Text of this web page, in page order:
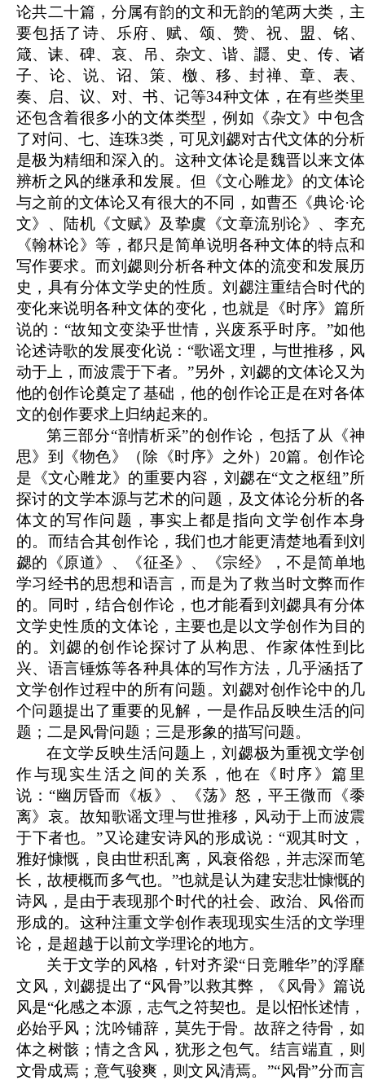
论共二十篇，分属有韵的文和无韵的笔两大类，主
要包括了诗、乐府、赋、颂、赞、祝、盟、铭、
箴、诔、碑、哀、吊、杂文、谐、讔、史、传、诸
子、论、说、诏、策、檄、移、封禅、章、表、
奏、启、议、对、书、记等34种文体，在有些类里
还包含着很多小的文体类型，例如《杂文》中包含
了对问、七、连珠3类，可见刘勰对古代文体的分析
是极为精细和深入的。这种文体论是魏晋以来文体
辨析之风的继承和发展。但《文心雕龙》的文体论
与之前的文体论又有很大的不同，如曹丕《典论·论
文》、陆机《文赋》及挚虞《文章流别论》、李充
《翰林论》等，都只是简单说明各种文体的特点和
写作要求。而刘勰则分析各种文体的流变和发展历
史，具有分体文学史的性质。刘勰注重结合时代的
变化来说明各种文体的变化，也就是《时序》篇所
说的：“故知文变染乎世情，兴废系乎时序。”如他
论述诗歌的发展变化说：“歌谣文理，与世推移，风
动于上，而波震于下者。”另外，刘勰的文体论又为
他的创作论奠定了基础，他的创作论正是在对各体
文的创作要求上归纳起来的。
第三部分“剖情析采”的创作论，包括了从《神
思》到《物色》（除《时序》之外）20篇。创作论
是《文心雕龙》的重要内容，刘勰在“文之枢纽”所
探讨的文学本源与艺术的问题，及文体论分析的各
体文的写作问题，事实上都是指向文学创作本身
的。而结合其创作论，我们也才能更清楚地看到刘
勰的《原道》、《征圣》、《宗经》，不是简单地
学习经书的思想和语言，而是为了救当时文弊而作
的。同时，结合创作论，也才能看到刘勰具有分体
文学史性质的文体论，主要也是以文学创作为目的
的。刘勰的创作论探讨了从构思、作家体性到比
兴、语言锤炼等各种具体的写作方法，几乎涵括了
文学创作过程中的所有问题。刘勰对创作论中的几
个问题提出了重要的见解，一是作品反映生活的问
题；二是风骨问题；三是形象的描写问题。
在文学反映生活问题上，刘勰极为重视文学创
作与现实生活之间的关系，他在《时序》篇里
说：“幽厉昏而《板》、《荡》怒，平王微而《黍
离》哀。故知歌谣文理与世推移，风动于上而波震
于下者也。”又论建安诗风的形成说：“观其时文，
雅好慷慨，良由世积乱离，风衰俗怨，并志深而笔
长，故梗概而多气也。”也就是认为建安悲壮慷慨的
诗风，是由于表现那个时代的社会、政治、风俗而
形成的。这种注重文学创作表现现实生活的文学理
论，是超越于以前文学理论的地方。
关于文学的风格，针对齐梁“日竞雕华”的浮靡
文风，刘勰提出了“风骨”以救其弊，《风骨》篇说
风是“化感之本源，志气之符契也。是以怊怅述情，
必始乎风；沈吟铺辞，莫先于骨。故辞之待骨，如
体之树骸；情之含风，犹形之包气。结言端直，则
文骨成焉；意气骏爽，则文风清焉。”“风骨”分而言